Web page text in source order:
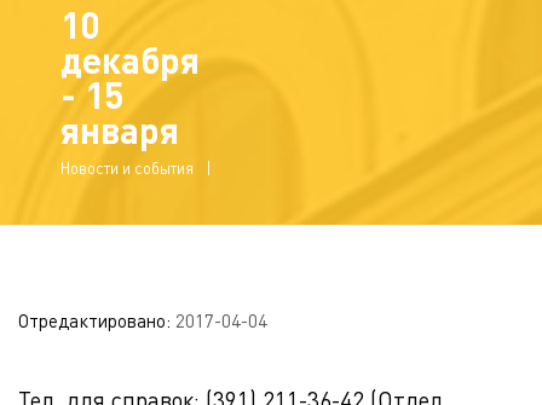
10
декабря
- 15
января
Новости и события
Отредактировано: 2017-04-04